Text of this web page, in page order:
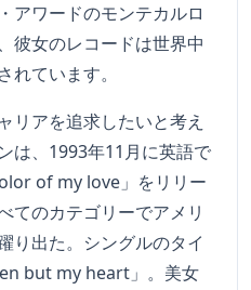
アワードのモンテカルロ
彼女のレコードは世界中
ています。
リアを追求したいと考え
は、1993年11月に英語で
of my love」をリリー
てのカテゴリーでアメリ
り出た。シングルのタイ
but my heart」。美女